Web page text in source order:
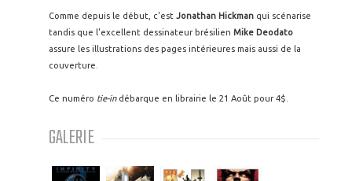
Comme depuis le début, c'est Jonathan Hickman qui scénarise
tandis que l'excellent dessinateur brésilien Mike Deodato
assure les illustrations des pages intérieures mais aussi de la
couverture.
Ce numéro tie-indébarque en librairie le 21 Août pour 4$.
GALERIE